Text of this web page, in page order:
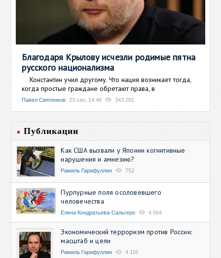
Благодаря Крылову исчезли родимые пятна
русского национализма
Константин учил другому. Что нация возникает тогда,
когда простые граждане обретают права, в
Павел Святенков 23 сен, 14:48 343 281
Публикации
Как США вызвали у Японии когнитивные
нарушения и амнезию?
Рамиль Гарифуллин 752
Пурпурные поля осоловевшего
человечества
Елена Кондратьева-Сальгеро 4 564
Экономический терроризм против России:
масштаб и цели
Рамиль Гарифуллин 4 116